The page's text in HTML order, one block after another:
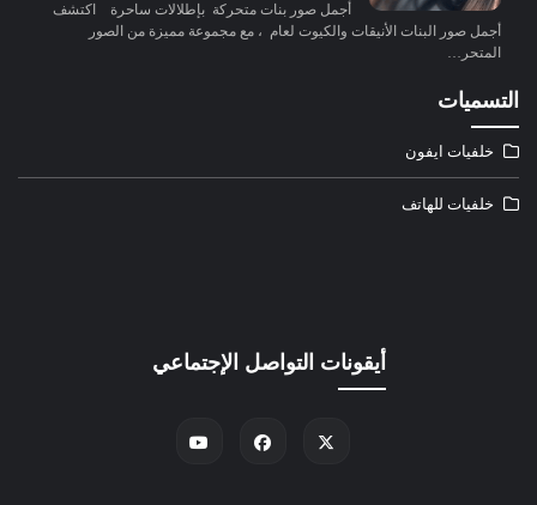
أجمل صور بنات متحركة بإطلالات ساحرة اكتشف
أجمل صور البنات الأنيقات والكيوت لعام ، مع مجموعة مميزة من الصور
المتحر…
التسميات
خلفيات ايفون
خلفيات للهاتف
أيقونات التواصل الإجتماعي